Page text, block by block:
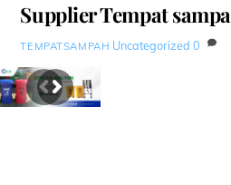
Supplier Tempat
TEMPATSAMPAH Uncategorized 0